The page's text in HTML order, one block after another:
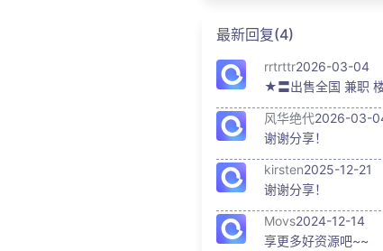
最新回复(4)
rrtrttr2026-03-04
★〓出售全国 兼职
风华绝代2026-03-
谢谢分享！
kirsten2025-12-21
谢谢分享！
Movs2024-12-14
享更多好资源吧~~